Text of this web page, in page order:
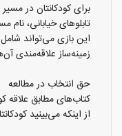
برای کودکانتان در
تابلوهای خیابانی،
این بازی می‌تواند
زمینه‌ساز علاقه‌مندی
حق انتخاب در مطالعه
کتاب‌های مطابق علاقه
از اینکه می‌بینید